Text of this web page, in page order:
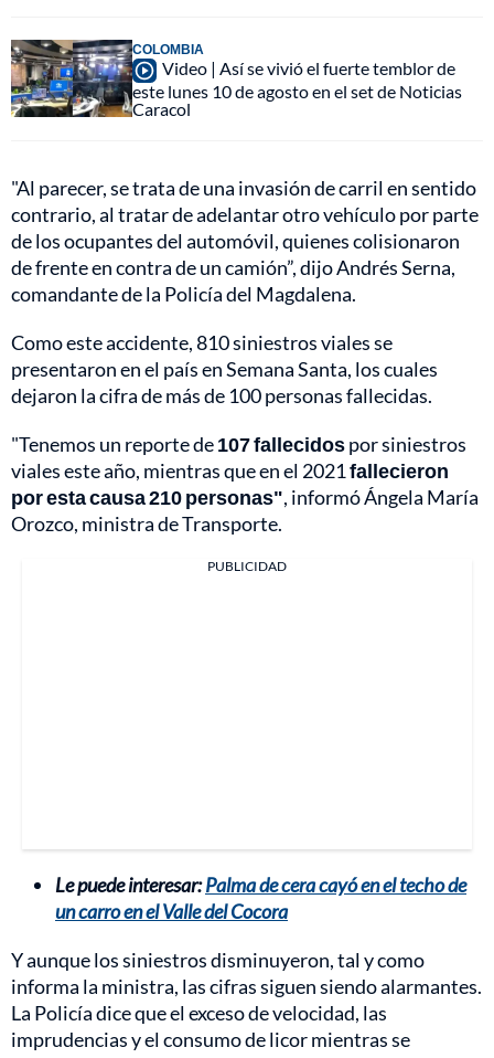
COLOMBIA
Video | Así se vivió el fuerte temblor de
este lunes 10 de agosto en el set de Noticias
Caracol
"Al parecer, se trata de una invasión de carril en sentido
contrario, al tratar de adelantar otro vehículo por parte
de los ocupantes del automóvil, quienes colisionaron
de frente en contra de un camión”, dijo Andrés Serna,
comandante de la Policía del Magdalena.
Como este accidente, 810 siniestros viales se
presentaron en el país en Semana Santa, los cuales
dejaron la cifra de más de 100 personas fallecidas.
"Tenemos un reporte de107 fallecidospor siniestros
viales este año, mientras que en el 2021fallecieron
por esta causa 210 personas", informó Ángela María
Orozco, ministra de Transporte.
PUBLICIDAD
Le puede interesar:Palma de cera cayó en el techo de
un carro en el Valle del Cocora
Y aunque los siniestros disminuyeron, tal y como
informa la ministra, las cifras siguen siendo alarmantes.
La Policía dice que el exceso de velocidad, las
imprudencias y el consumo de licor mientras se